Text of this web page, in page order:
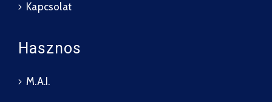
Kapcsolat
Hasznos
M.A.I.